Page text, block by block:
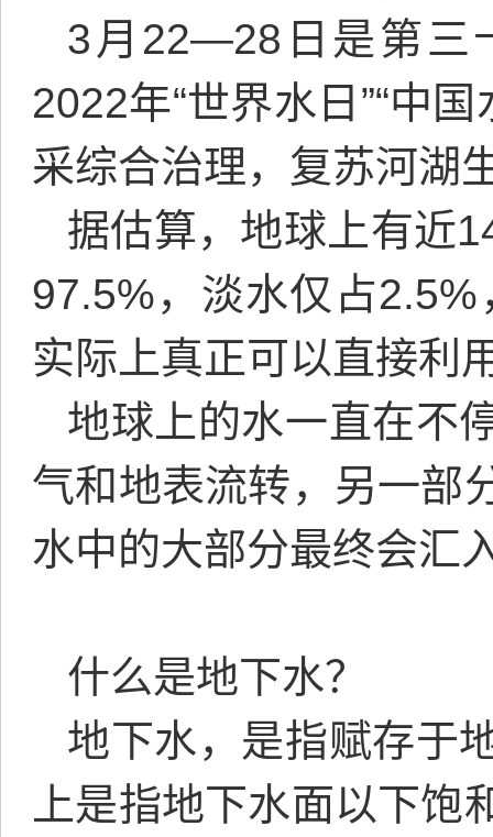
3月22—28日是第三
2022年“世界水日”“中
采综合治理，复苏河湖
据估算，地球上有近
97.5%，淡水仅占
实际上真正可以直接利
地球上的水一直在不
气和地表流转，另一部
水中的大部分最终会汇
什么是地下水？
地下水，是指赋存于
上是指地下水面以下